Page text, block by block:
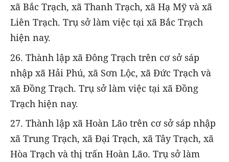
xã Bắc Trạch, xã Thanh Trạch, xã Hạ Mỹ và xã
Liên Trạch. Trụ sở làm việc tại xã Bắc Trạch
hiện nay.
26. Thành lập xã Đông Trạch trên cơ sở sáp
nhập xã Hải Phú, xã Sơn Lộc, xã Đức Trạch và
xã Đồng Trạch. Trụ sở làm việc tại xã Đồng
Trạch hiện nay.
27. Thành lập xã Hoàn Lão trên cơ sở sáp nhập
xã Trung Trạch, xã Đại Trạch, xã Tây Trạch, xã
Hòa Trạch và thị trấn Hoàn Lão. Trụ sở làm